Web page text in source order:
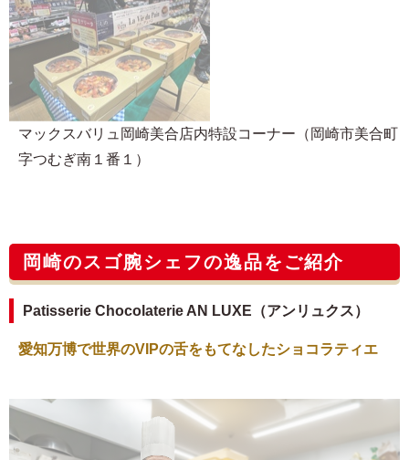
マックスバリュ岡崎美合店内特設コーナー（岡崎市美合町
字つむぎ南１番１）
岡崎のスゴ腕シェフの逸品をご紹介
Patisserie Chocolaterie AN LUXE（アンリュクス）
愛知万博で世界のVIPの舌をもてなしたショコラティエ